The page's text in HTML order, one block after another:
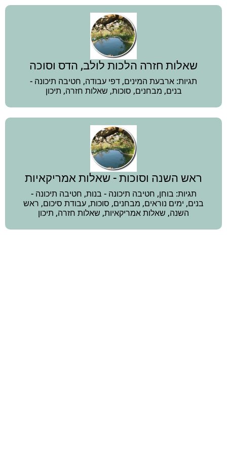
שאלות חזרה הלכות לולב, הדס וסוכה
תגיות: ארבעת המינים, דפי עבודה, חטיבה תיכונה -
בנים, מבחנים, סוכות, שאלות חזרה, תיכון
ראש השנה וסוכות - שאלות אמריקאיות
תגיות: בוחן, חטיבה תיכונה - בנות, חטיבה תיכונה -
בנים, ימים נוראים, מבחנים, סוכות, עבודת סיכום, ראש
השנה, שאלות אמריקאיות, שאלות חזרה, תיכון